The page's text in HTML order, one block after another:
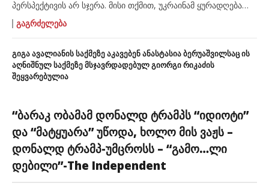
პერსპექტივის არ სჯერა. მისი თქმით, უკრაინამ ყურადღება
უნდა გაამახვილოს უსაფრთხოების სფეროში სხვა
ძალიან კარგად ვიცნობ. დაახლოებით 12 წლის
განმავლობაში პირადად ვიყავი ჩართული იმ საქმეში, რომ
ჩვენ ნატოს სტანდარტები დაგვენერგა. ყოველ წელს კი
ᲒᲐᲒᲠᲫᲔᲚᲔᲑᲐ
გიგა ავალიანის საქმეზე აკავებენ ანასტასია ბერუაშვილსაც ის
აღნიშნულ საქმეზე მსჯავრდადებულ გიორგი რიკაძის
შეყვარებულია
“ბარაკ ობამამ დონალდ ტრამპს “იდიოტი”
და “მატყუარა” უწოდა, ხოლო მის ვაჟს –
დონალდ ტრამპ-უმცროსს – “გამო…ლი
დებილი”-The Independent